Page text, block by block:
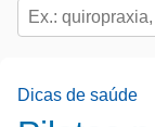
Dicas de saúde